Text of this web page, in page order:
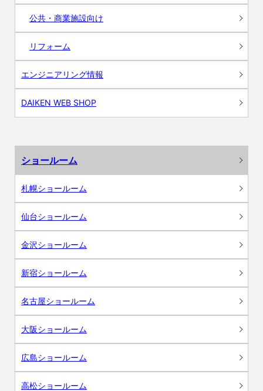
公共・商業施設向け
リフォーム
エンジニアリング情報
DAIKEN WEB SHOP
ショールーム
札幌ショールーム
仙台ショールーム
金沢ショールーム
新宿ショールーム
名古屋ショールーム
大阪ショールーム
広島ショールーム
高松ショールーム